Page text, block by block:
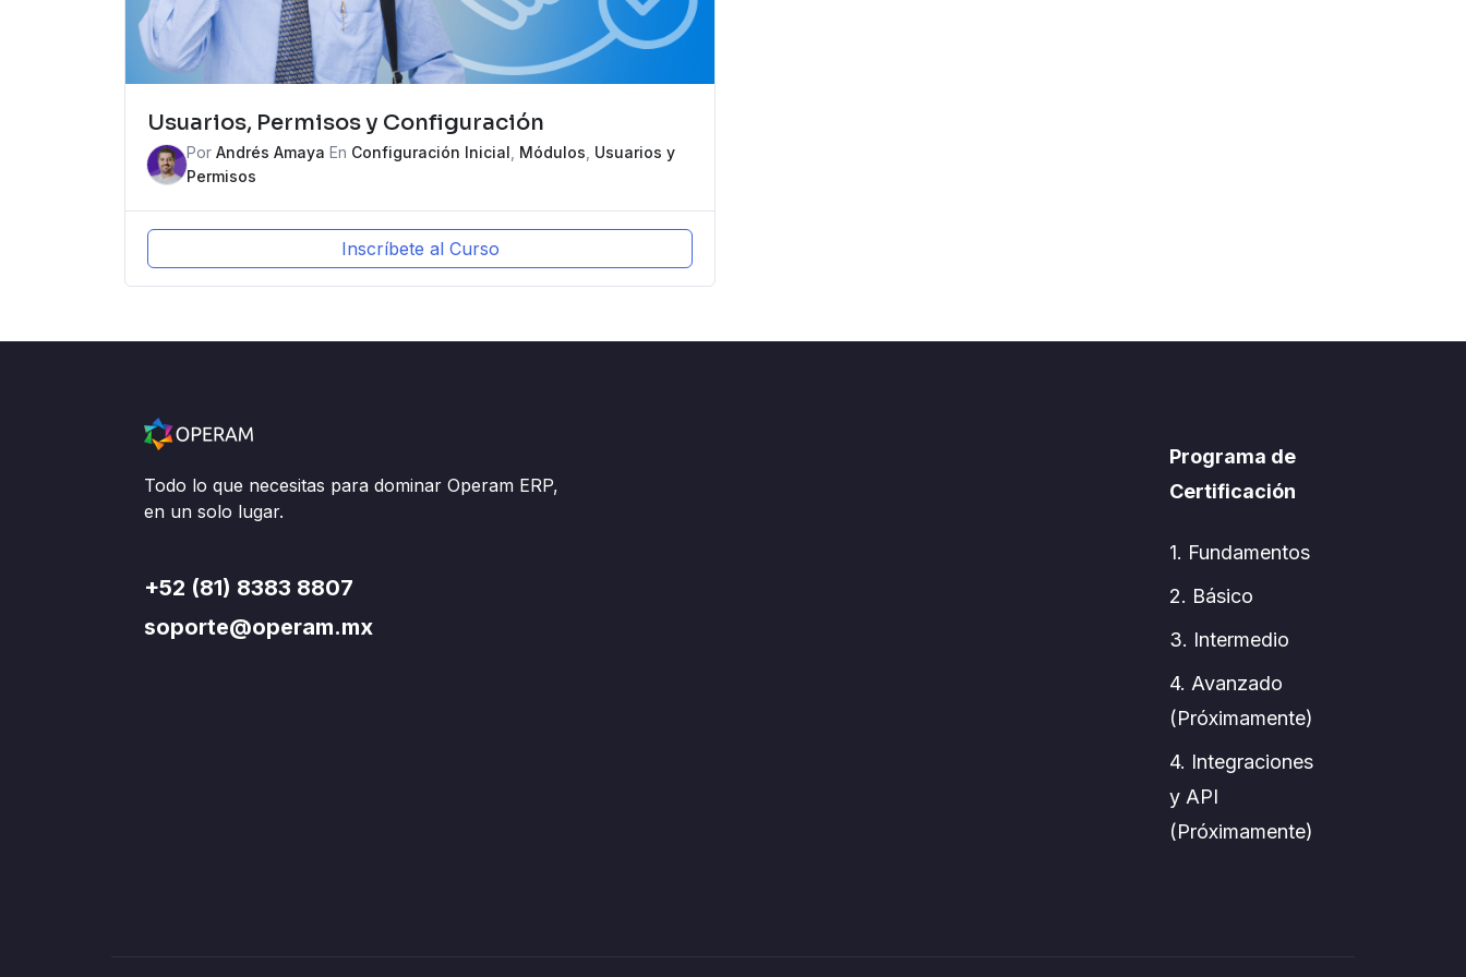
Usuarios, Permisos y Configuración
Por Andrés Amaya En Configuración Inicial Módulos Usuarios y
Permisos
Inscríbete al Curso
Todo lo que necesitas para dominar Operam ERP,
en un solo lugar.
+52 (81) 8383 8807
soporte@operam.mx
Programa de
Certificación
1. Fundamentos
2. Básico
3. Intermedio
4. Avanzado
(Próximamente)
4. Integraciones
y API
(Próximamente)